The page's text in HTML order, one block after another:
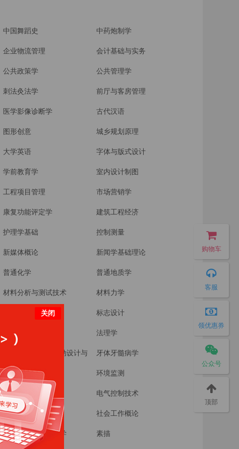
中国舞蹈史 中药炮制学
企业物流管理 会计基础与实务
公共政策学 公共管理学
刺法灸法学 前厅与客房管理
医学影像诊断学 古代汉语
图形创意 城乡规划原理
大学英语 字体与版式设计
学前教育学 室内设计制图
工程项目管理 市场营销学
康复功能评定学 建筑工程经济
护理学基础 控制测量
新媒体概论 新闻学基础理论
普通化学 普通地质学
材料分析与测试技术 材料力学
标志设计
池塘养殖学 法理学
游戏指导和教育活动设计与
实施
牙体牙髓病学
环境工程学 环境监测
电子技术基础 电气控制技术
社会工作实务 社会工作概论
系统解剖学、生理学 素描
购物车
客服
领优惠券
公众号
顶部
关闭